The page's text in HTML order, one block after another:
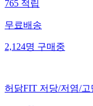
765 적립
무료배송
2,124명 구매중
허닭FIT 저당/저염/